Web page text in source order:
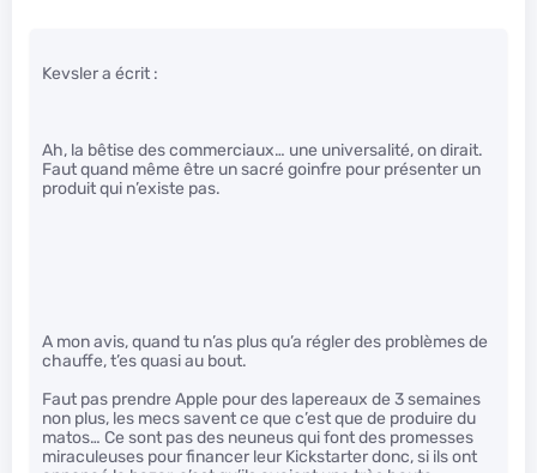
Kevsler a écrit :
Ah, la bêtise des commerciaux… une universalité, on dirait.
Faut quand même être un sacré goinfre pour présenter un
produit qui n’existe pas.
A mon avis, quand tu n’as plus qu’a régler des problèmes de
chauffe, t’es quasi au bout.
Faut pas prendre Apple pour des lapereaux de 3 semaines
non plus, les mecs savent ce que c’est que de produire du
matos… Ce sont pas des neuneus qui font des promesses
miraculeuses pour financer leur Kickstarter donc, si ils ont